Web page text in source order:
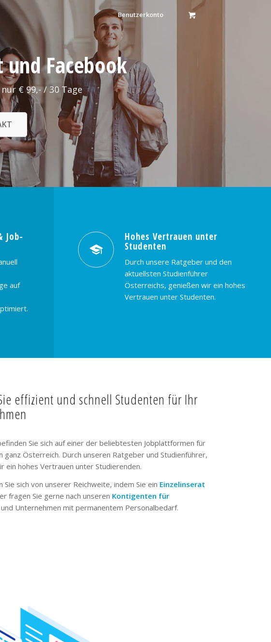
Benutzerkonto
Facebook
€ 99,- / 30 Tage
Job-
auf
Hohes Vertrauen unter
Studenten
Durch unsere Ratgeber und den
aktuellsten Studienführer
Österreichs, genießen wir ein hohes
Vertrauen unter Studenten.
effizient und schnell Studenten für Ihr
Sie sich auf einer der beliebtesten Jobplattformen für
ganz Österreich. Durch unseren Ratgeber und Studienführer,
ein hohes Vertrauen unter Studierenden.
Sie sich von unserer Reichweite, indem Sie ein Einzelinserat
fragen Sie gerne nach unseren Kontigenten für
und Unternehmen mit permanentem Personalbedarf.